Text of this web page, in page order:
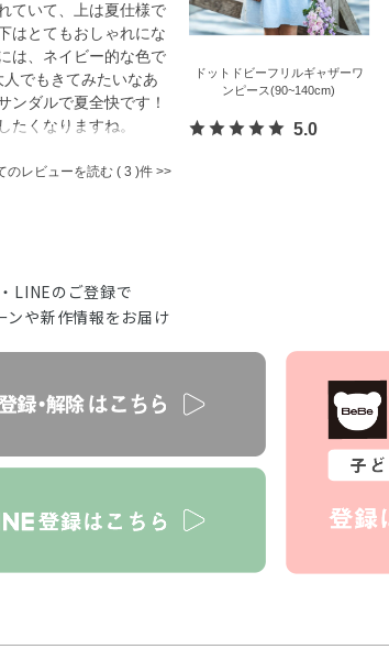
ていて、上は夏仕様で
はとてもおしゃれにな
は、ネイビー的な色で
でもきてみたいなあ
ンダルで夏全快です！
たくなりますね。
のレビューを読む 3
ドットドビーフリルギャザーワ
ンピース(90~140cm)
5.0
LINEのご登録で
ンや新作情報をお届け